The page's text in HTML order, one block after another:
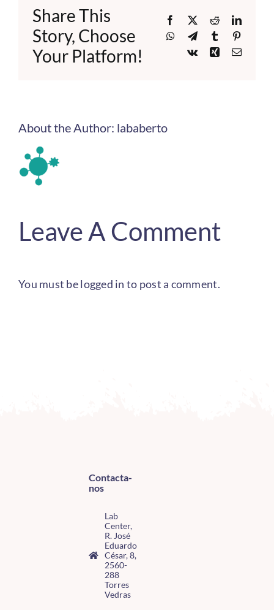
Share This
Story, Choose
Your Platform!
Facebook
X Reddit
WhatsApp
TelegramTumblr
Vk
XingEmail
About the Author: lababerto
Leave A Comment
You must belogged in to post a comment.
Contacta-
nos
Lab
Center,
R. José
Eduardo
César, 8,
2560-
288
Torres
Vedras